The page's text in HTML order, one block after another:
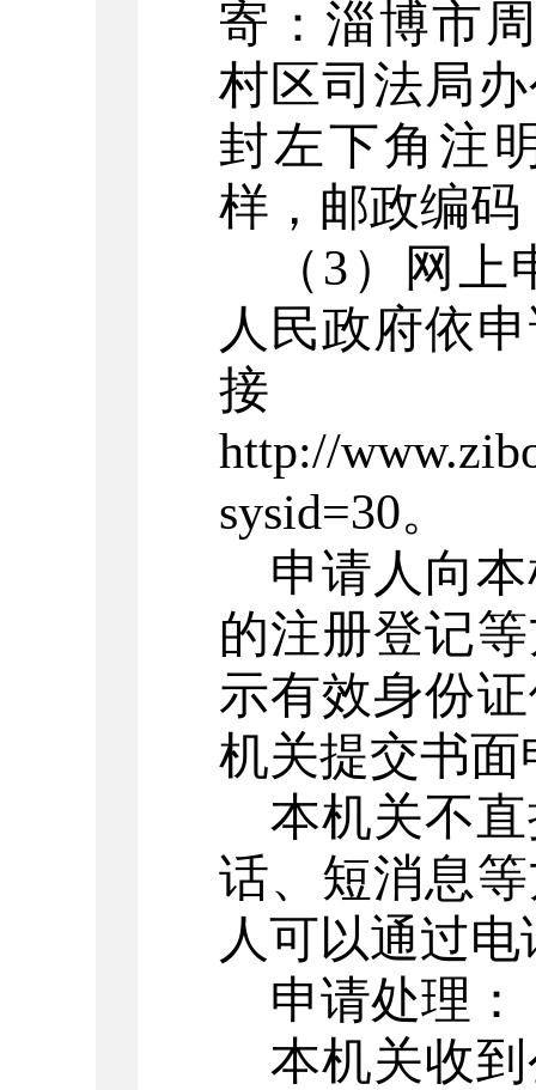
寄：淄博市
村区司法局
封左下角注
样，邮政编码
（ 3 ）网上
人民政府依
http://
sysid=30。
申请人向
的注册登记
示有效身份
机关提交书面
本机关不
话、短消息
人可以通过
申请处理：
本机关收